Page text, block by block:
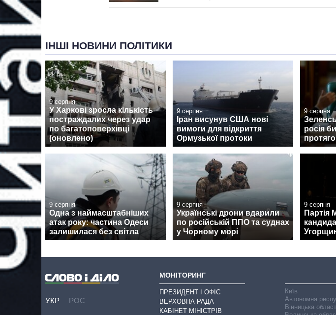
ІНШІ НОВИНИ ПОЛІТИКИ
9 серпня
У Харкові зросла кількість
постраждалих через удар
по багатоповерхівці
(оновлено)
9 серпня
Іран висунув США нові
вимоги для відкриття
Ормузької протоки
9 серпня
росія
9 серпня
Одна з наймасштабніших
атак року: частина Одеси
залишилася без світла
9 серпня
Українські дрони вдарили
по російській ППО та суднах
у Чорному морі
9 серпня
Партія
УКР РОС
МОНІТОРИНГ
ПРЕЗИДЕНТ І ОФІС
ВЕРХОВНА РАДА
КАБІНЕТ МІНІСТРІВ
Київ
Автономна
Вінницька